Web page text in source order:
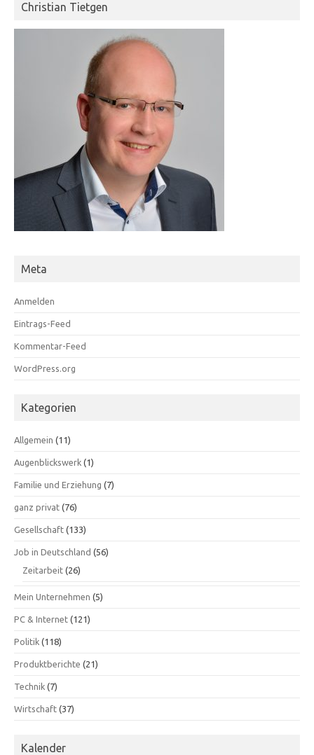
Christian Tietgen
Meta
Anmelden
Eintrags-Feed
Kommentar-Feed
WordPress.org
Kategorien
Allgemein (11)
Augenblickswerk (1)
Familie und Erziehung (7)
ganz privat (76)
Gesellschaft (133)
Job in Deutschland (56)
Zeitarbeit (26)
Mein Unternehmen (5)
PC & Internet (121)
Politik (118)
Produktberichte (21)
Technik (7)
Wirtschaft (37)
Kalender